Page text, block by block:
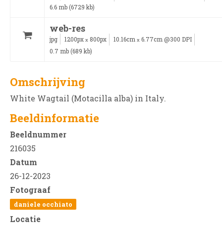
6.6 mb (6729 kb)
web-res
jpg 1200px x 800px 10.16cm x 6.77cm @300 DPI
0.7 mb (689 kb)
Omschrijving
White Wagtail (Motacilla alba) in Italy.
Beeldinformatie
Beeldnummer
216035
Datum
26-12-2023
Fotograaf
daniele occhiato
Locatie